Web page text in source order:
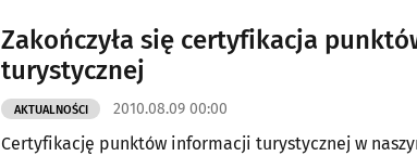
Zakończyła się certyfikacja
turystycznej
AKTUALNOŚCI 2010.08.09 00:00
Certyfikację punktów informacji turystycznej w